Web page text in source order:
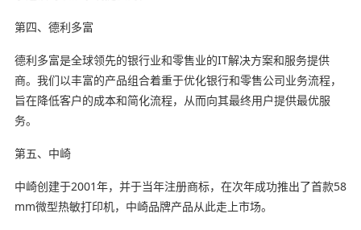
第四、德利多富
德利多富是全球领先的银行业和零售业的IT解决方案和服务提供
商。我们以丰富的产品组合着重于优化银行和零售公司业务流程，
旨在降低客户的成本和简化流程，从而向其最终用户提供最优服
务。
第五、中崎
中崎创建于2001年，并于当年注册商标，在次年成功推出了首款58
mm微型热敏打印机，中崎品牌产品从此走上市场。